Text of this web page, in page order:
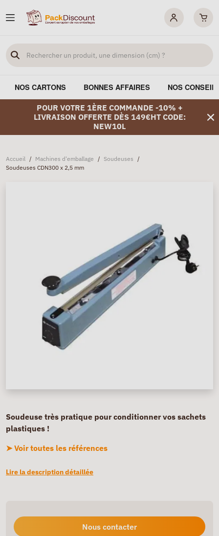
NOS CARTONS BONNES AFFAIRES NOS
POUR VOTRE 1ÈRE COMMANDE -10% +
LIVRAISON OFFERTE DÈS 149€HT CODE:
NEW10L
Accueil / Machines d'emballage / Soudeuses /
Soudeuses CDN300 x 2,5 mm
Soudeuse très pratique pour conditionner vos sachets
plastiques !
➤ Voir toutes les références
Lire la description détaillée
Nous contacter